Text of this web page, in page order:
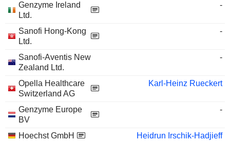
Genzyme Ireland
Ltd.
-
Sanofi Hong-Kong
Ltd.
-
Sanofi-Aventis New
Zealand Ltd.
-
Opella Healthcare
Switzerland AG
Karl-Heinz Rueckert
Genzyme Europe
BV
-
Hoechst GmbH
Heidrun Irschik-Hadjieff